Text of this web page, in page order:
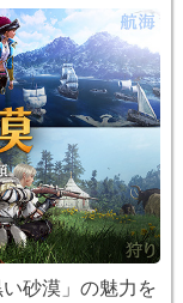
砂漠」の魅力を